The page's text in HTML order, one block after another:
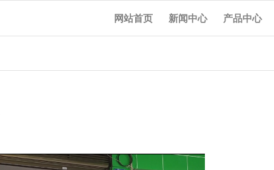
网站首页 新闻中心 产品中心